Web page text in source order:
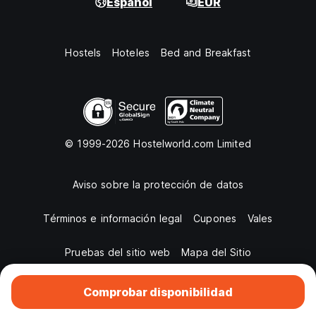
Comprobar disponibilidad
Hostels Hoteles Bed and Breakfast
© 1999-2026 Hostelworld.com Limited
Aviso sobre la protección de datos
Términos e información legal Cupones Vales
Pruebas del sitio web Mapa del Sitio